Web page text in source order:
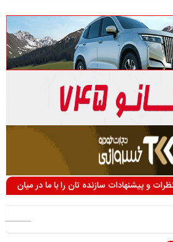
و پیشنهادات سازنده تان را با ما در میان